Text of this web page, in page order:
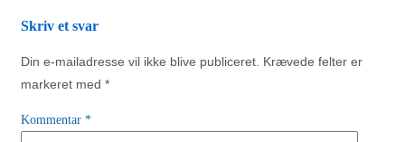
Skriv et svar
Din e-mailadresse vil ikke blive publiceret. Krævede felter er
markeret med *
Kommentar *